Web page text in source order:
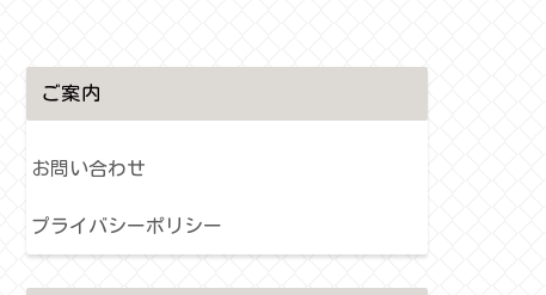
ご案内
お問い合わせ
プライバシーポリシー